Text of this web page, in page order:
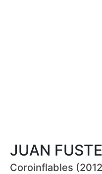
JUAN
Coroinflables